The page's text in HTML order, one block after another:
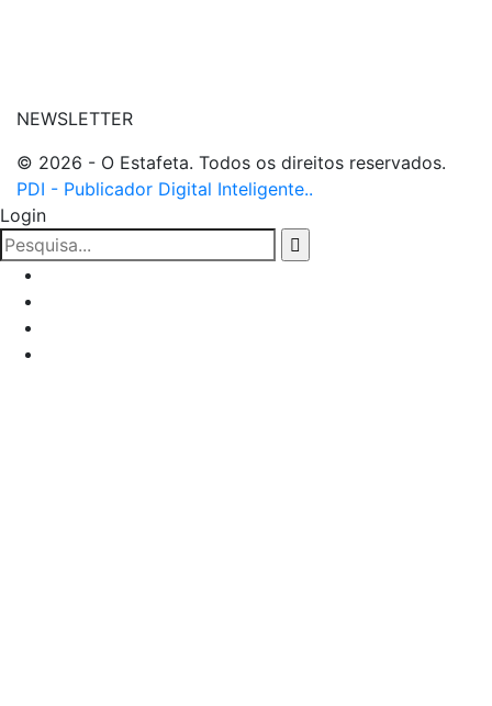
NEWSLETTER
© 2026 - O Estafeta. Todos os direitos reservados.
PDI - Publicador Digital Inteligente..
Login